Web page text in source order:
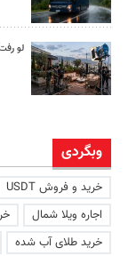
لو
وبگردی
خرید و فروش USDT
اجاره ویلا شمال
خرید طلای آب شده